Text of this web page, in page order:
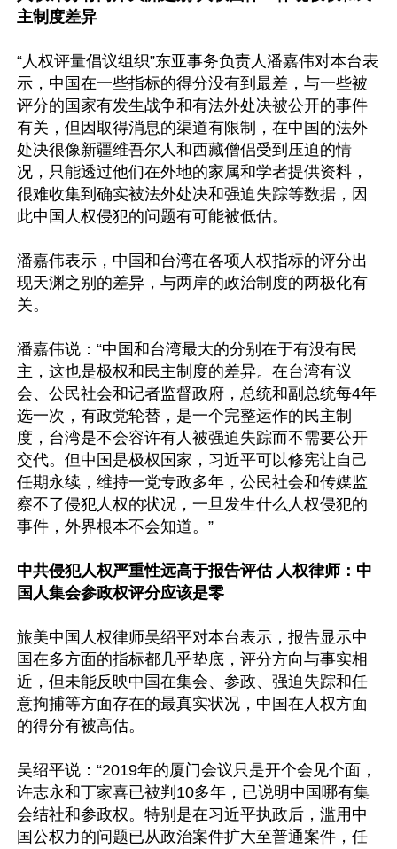
主制度差异
“人权评量倡议组织”东亚事务负责人潘嘉伟对本台表
示，中国在一些指标的得分没有到最差，与一些被
评分的国家有发生战争和有法外处决被公开的事件
有关，但因取得消息的渠道有限制，在中国的法外
处决很像新疆维吾尔人和西藏僧侣受到压迫的情
况，只能透过他们在外地的家属和学者提供资料，
很难收集到确实被法外处决和强迫失踪等数据，因
此中国人权侵犯的问题有可能被低估。
潘嘉伟表示，中国和台湾在各项人权指标的评分出
现天渊之别的差异，与两岸的政治制度的两极化有
关。
潘嘉伟说：“中国和台湾最大的分别在于有没有民
主，这也是极权和民主制度的差异。在台湾有议
会、公民社会和记者监督政府，总统和副总统每4年
选一次，有政党轮替，是一个完整运作的民主制
度，台湾是不会容许有人被强迫失踪而不需要公开
交代。但中国是极权国家，习近平可以修宪让自己
任期永续，维持一党专政多年，公民社会和传媒监
察不了侵犯人权的状况，一旦发生什么人权侵犯的
事件，外界根本不会知道。”
中共侵犯人权严重性远高于报告评估 人权律师：中
国人集会参政权评分应该是零
旅美中国人权律师吴绍平对本台表示，报告显示中
国在多方面的指标都几乎垫底，评分方向与事实相
近，但未能反映中国在集会、参政、强迫失踪和任
意拘捕等方面存在的最真实状况，中国在人权方面
的得分有被高估。
吴绍平说：“2019年的厦门会议只是开个会见个面，
许志永和丁家喜已被判10多年，已说明中国哪有集
会结社和参政权。特别是在习近平执政后，滥用中
国公权力的问题已从政治案件扩大至普通案件，任